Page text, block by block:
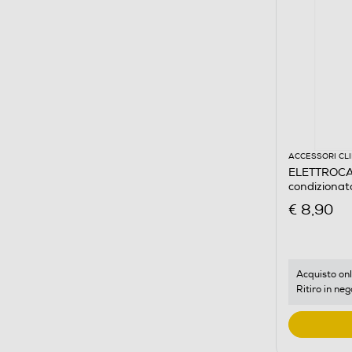
ACCESSORI
€ 8,90
Acquisto
Ritiro in